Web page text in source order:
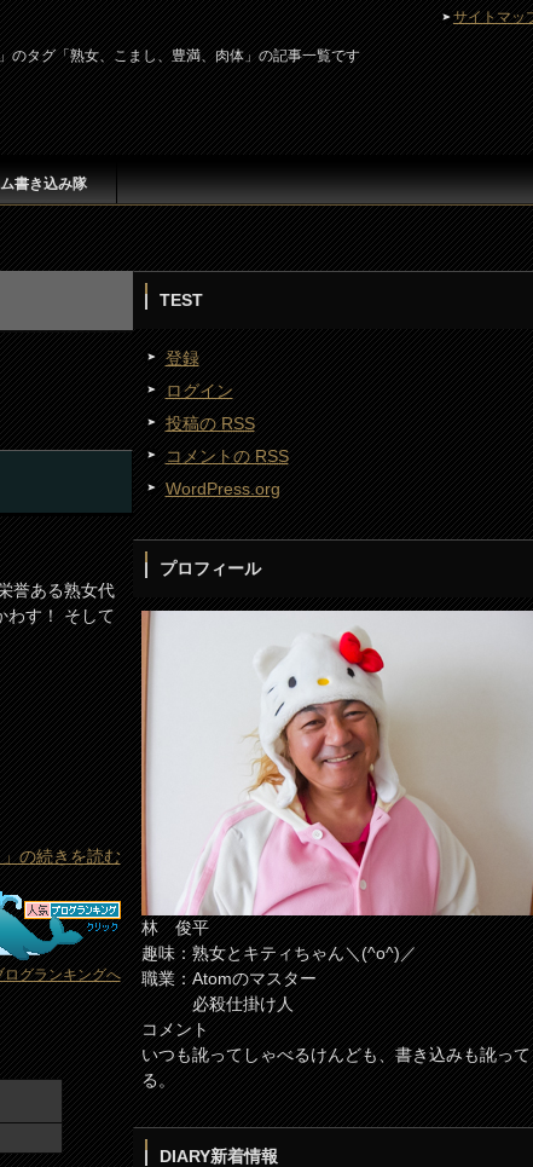
のタグ「熟女、こまし、豊満、肉体」の記事一覧です
書き込み隊
誉ある熟女代
わす！ そして
の続きを読む
ログランキングへ
TEST
登録
ログイン
投稿のRSS
コメントのRSS
WordPress.org
プロフィール
林 俊平
趣味：熟女とキティちゃん＼(^o^)／
職業：Atomのマスター
必殺仕掛け人
コメント
いつも訛ってしゃべるけんども、書き込みも訛って
る。
DIARY新着情報
サイトマッ